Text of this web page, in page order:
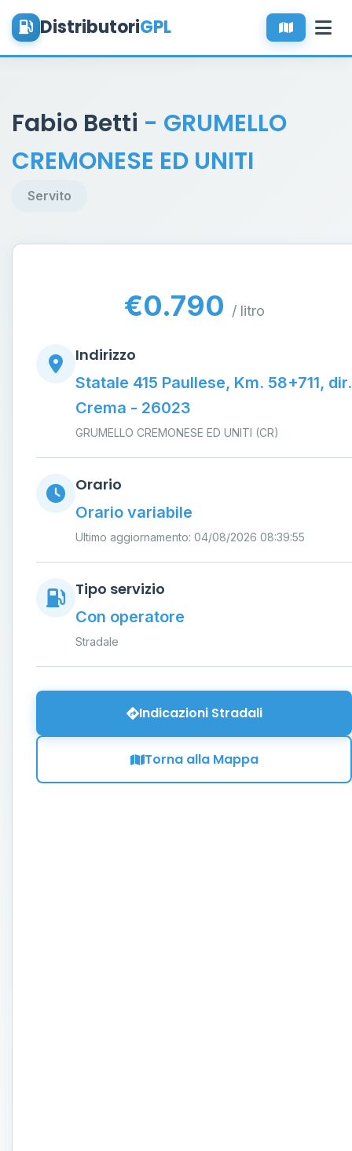
DistributoriGPL
Fabio Betti - GRUMELLO
CREMONESE ED UNITI
Servito
€0.790 / litro
Indirizzo
Statale 415 Paullese, Km. 58+711, dir.
Crema - 26023
GRUMELLO CREMONESE ED UNITI (CR)
Orario
Orario variabile
Ultimo aggiornamento: 04/08/2026 08:39:55
Tipo servizio
Con operatore
Stradale
Indicazioni Stradali
Torna alla Mappa